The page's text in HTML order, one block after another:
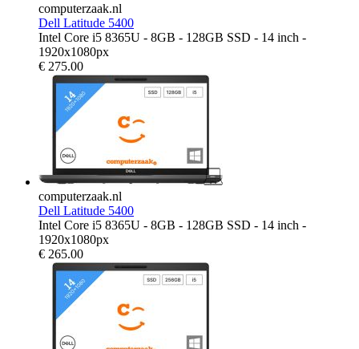
computerzaak.nl
Dell Latitude 5400
Intel Core i5 8365U - 8GB - 128GB SSD - 14 inch -
1920x1080px
€ 275.00
computerzaak.nl
Dell Latitude 5400
Intel Core i5 8365U - 8GB - 128GB SSD - 14 inch -
1920x1080px
€ 265.00